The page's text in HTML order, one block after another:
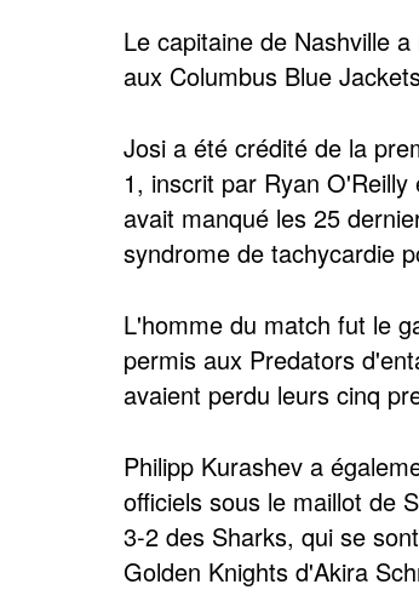
Le capitaine de Nashville
aux Columbus Blue
Josi a été crédité de la
1, inscrit par Ryan
avait manqué les 25
syndrome de tachycardie
L'homme du match fut le
permis aux Predators
avaient perdu leurs cinq
Philipp Kurashev a
officiels sous le maillot de
3-2 des Sharks, qui se
Golden Knights d'Akira